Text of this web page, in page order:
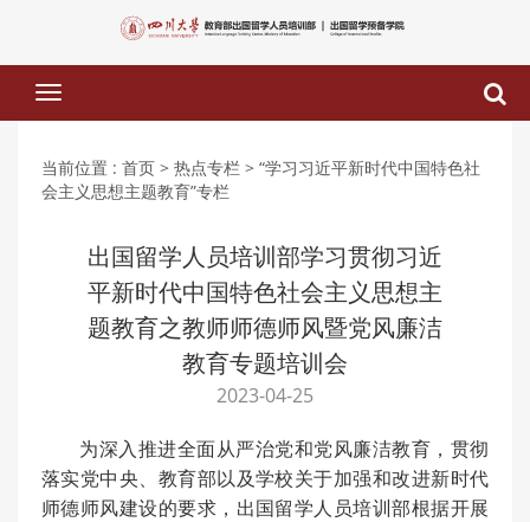
下
拉
单
当前位置 : 首页 > 热点专栏 > “学习习近平新时代中国特色社
会主义思想主题教育”专栏
出国留学人员培训部学习贯彻习近
平新时代中国特色社会主义思想主
题教育之教师师德师风暨党风廉洁
教育专题培训会
2023-04-25
为深入推进全面从严治党和党风廉洁教育，贯彻
落实党中央、教育部以及学校关于加强和改进新时代
师德师风建设的要求，出国留学人员培训部根据开展